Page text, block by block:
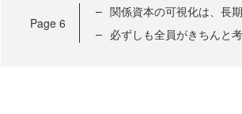
Page 6
関係資本の可視化は、長
必ずしも全員がきちんと